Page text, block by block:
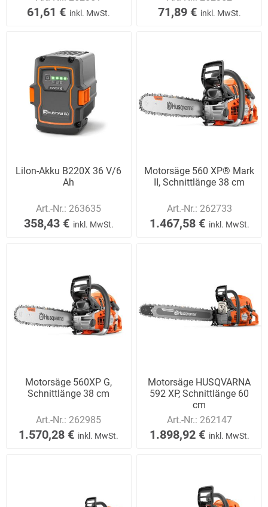
61,61 € inkl. MwSt. 71,89 € inkl. MwSt.
Lilon-Akku B220X 36 V/6
Ah
Art.-Nr.: 263635
358,43 € inkl. MwSt.
Motorsäge 560 XP® Mark
II, Schnittlänge 38 cm
Art.-Nr.: 262733
1.467,58 € inkl. MwSt.
Motorsäge 560XP G,
Schnittlänge 38 cm
Art.-Nr.: 262985
1.570,28 € inkl. MwSt.
Motorsäge HUSQVARNA
592 XP, Schnittlänge 60
cm
Art.-Nr.: 262147
1.898,92 € inkl. MwSt.